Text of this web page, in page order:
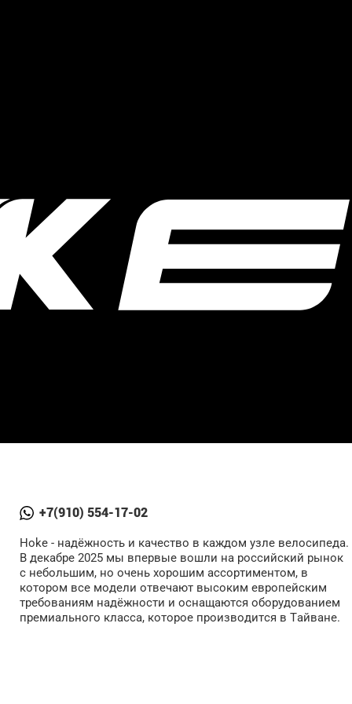
+7(910) 554-17-02
Hoke - надёжность и качество в каждом узле велосипеда.
В декабре 2025 мы впервые вошли на российский рынок
с небольшим, но очень хорошим ассортиментом, в
котором все модели отвечают высоким европейским
требованиям надёжности и оснащаются оборудованием
премиального класса, которое производится в Тайване.